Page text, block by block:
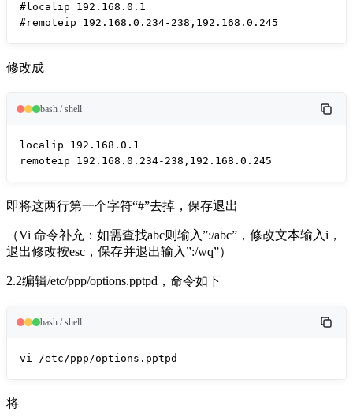
#localip 192.168.0.1
#remoteip 192.168.0.234-238,192.168.0.245
修改成
bash / shell
localip 192.168.0.1
remoteip 192.168.0.234-238,192.168.0.245
即将这两行第一个字符“#”去掉，保存退出
（Vi 命令补充：如需查找abc则输入”:/abc”，修改文本输入i，
退出修改按esc，保存并退出输入”:/wq”）
2.2编辑/etc/ppp/options.pptpd，命令如下
bash / shell
vi /etc/ppp/options.pptpd
将